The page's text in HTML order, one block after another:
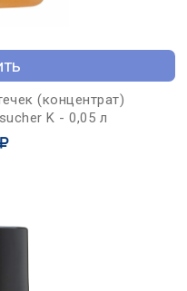
(концентрат)
K - 0,05 л